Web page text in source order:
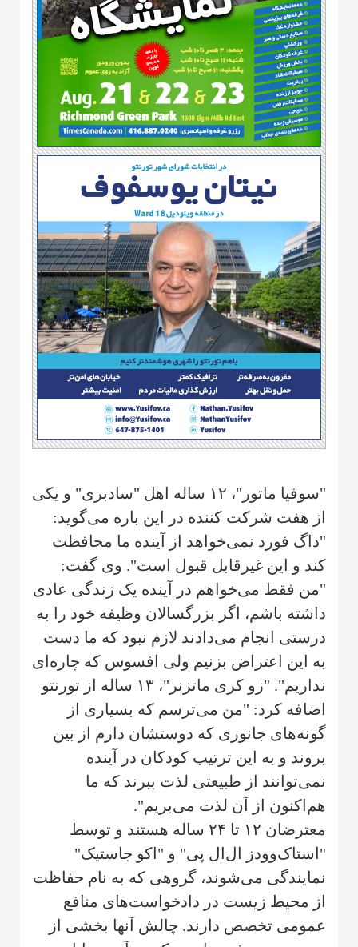
"سوفیا ماتور"‌، ۱۲ ساله اهل "سادبری" و یکی
از هفت شرکت کننده در این باره می‌گوید:
"داگ فورد نمی‌خواهد از آینده ما محافظت
کند و این غیرقابل قبول است". وی گفت:
"من فقط می‌خواهم در آینده یک زندگی عادی
داشته باشم، اگر بزرگسالان وظیفه خود را به
درستی انجام می‌دادند لازم نبود که ما دست
به این اعتراض بزنیم ولی افسوس که چاره‌ای
نداریم". "زو کری ماتزنر"‌، ۱۳ ساله ‌از تورنتو
اضافه کرد: "من می‌ترسم که بسیاری از
گونه‌های جانوری که دوستشان دارم از بین
بروند و به این ترتیب کودکان در آینده
نمی‌توانند از طبیعتی لذت ببرند که ما
هم‌اکنون از آن لذت می‌بریم".
معترضان ۱۲ تا ۲۴ ساله هستند‌ و توسط
"استاک‌وودز ال‌ال پی" و "اکو جاستیک"
نمایندگی می‌شوند، گروهی که به نام حفاظت
از محیط زیست در دادخواست‌های منافع
عمومی تخصص دارند. چالش آنها بخشی از